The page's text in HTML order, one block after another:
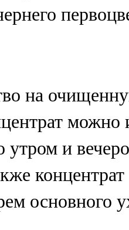
на
можно
утром и
основного